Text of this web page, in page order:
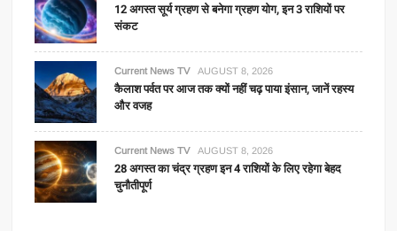
12 अगस्त सूर्य ग्रहण से बनेगा ग्रहण योग, इन 3 राशियों पर
संकट
Current News TV AUGUST 8, 2026
कैलाश पर्वत पर आज तक क्यों नहीं चढ़ पाया इंसान, जानें रहस्य
और वजह
Current News TV AUGUST 8, 2026
28 अगस्त का चंद्र ग्रहण इन 4 राशियों के लिए रहेगा बेहद
चुनौतीपूर्ण